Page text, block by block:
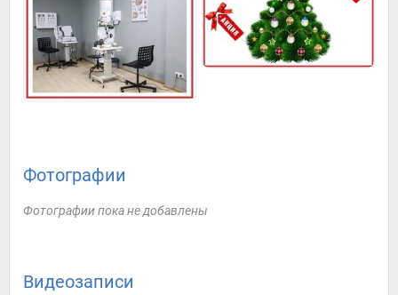
Фотографии
Фотографии пока не добавлены
Видеозаписи